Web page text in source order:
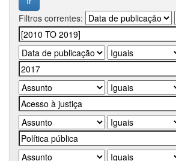
Filtros correntes: